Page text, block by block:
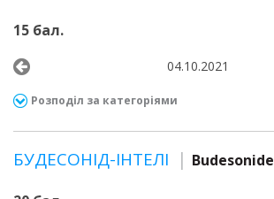
15 бал.
04.10.2021
Розподіл за категоріями
БУДЕСОНІД-ІНТЕЛІ Budesonide